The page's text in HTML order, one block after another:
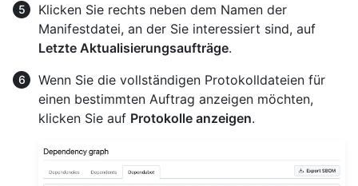
Klicken Sie rechts neben dem Namen der
Manifestdatei, an der Sie interessiert sind, auf
Letzte Aktualisierungsaufträge.
Wenn Sie die vollständigen Protokolldateien für
einen bestimmten Auftrag anzeigen möchten,
klicken Sie auf Protokolle anzeigen.